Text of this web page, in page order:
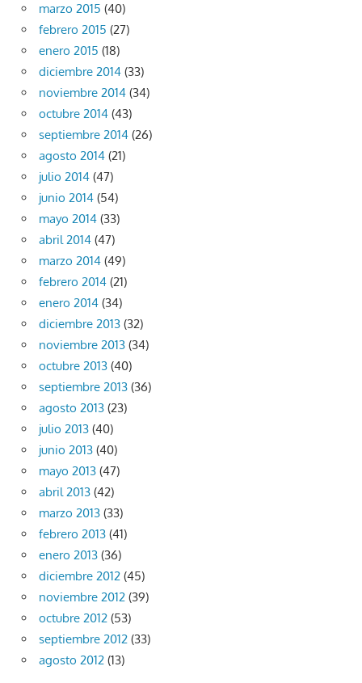
marzo 2015 (40)
febrero 2015 (27)
enero 2015 (18)
diciembre 2014 (33)
noviembre 2014 (34)
octubre 2014 (43)
septiembre 2014 (26)
agosto 2014 (21)
julio 2014 (47)
junio 2014 (54)
mayo 2014 (33)
abril 2014 (47)
marzo 2014 (49)
febrero 2014 (21)
enero 2014 (34)
diciembre 2013 (32)
noviembre 2013 (34)
octubre 2013 (40)
septiembre 2013 (36)
agosto 2013 (23)
julio 2013 (40)
junio 2013 (40)
mayo 2013 (47)
abril 2013 (42)
marzo 2013 (33)
febrero 2013 (41)
enero 2013 (36)
diciembre 2012 (45)
noviembre 2012 (39)
octubre 2012 (53)
septiembre 2012 (33)
agosto 2012 (13)